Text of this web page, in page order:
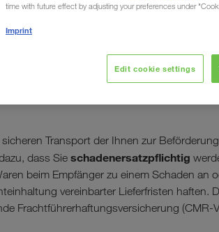
Transport der Ihnen zur
dass Sie schadenersatzpflichtig
beim Empfänger zu einem Schaden an
vereinbarter Lieferfristen haften.
Frachtführerhaftungsversicherung (CMR-
time with future effect by adjusting your preferences under
Imprint
Edit cookie settings